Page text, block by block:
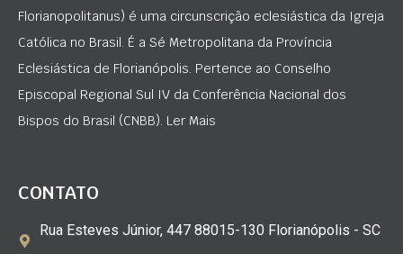
Florianopolitanus) é uma circunscrição eclesiástica da Igreja
Católica no Brasil. É a Sé Metropolitana da Província
Eclesiástica de Florianópolis. Pertence ao Conselho
Episcopal Regional Sul IV da Conferência Nacional dos
Bispos do Brasil (CNBB). Ler Mais
CONTATO
Rua Esteves Júnior, 447 88015-130 Florianópolis - SC